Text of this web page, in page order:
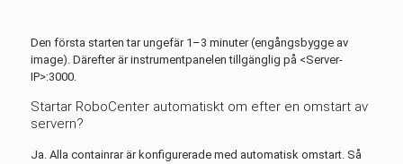
Den första starten tar ungefär 1–3 minuter (engångsbygge av
image). Därefter är instrumentpanelen tillgänglig på <Server-
IP>:3000.
Startar RoboCenter automatiskt om efter en omstart av
servern?
Ja. Alla containrar är konfigurerade med automatisk omstart. Så